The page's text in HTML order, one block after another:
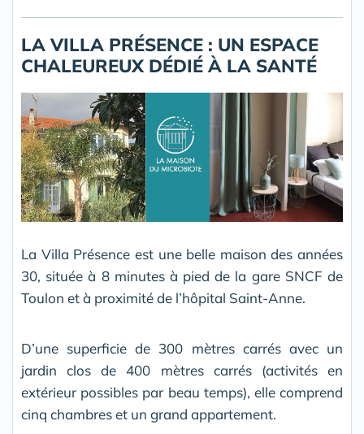
LA VILLA PRÉSENCE : UN ESPACE
CHALEUREUX DÉDIÉ À LA SANTÉ
La Villa Présence est une belle maison des années
30, située à 8 minutes à pied de la gare SNCF de
Toulon et à proximité de l’hôpital Saint-Anne.
D’une superficie de 300 mètres carrés avec un
jardin clos de 400 mètres carrés (activités en
extérieur possibles par beau temps), elle comprend
cinq chambres et un grand appartement.